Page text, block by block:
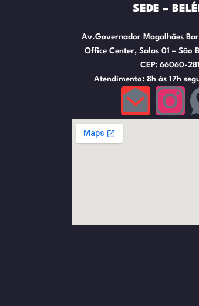
SEDE –
Av.Governador Magalhães
Office Center, Salas 01 – São
CEP: 66060-281
Atendimento: 8h às 17h